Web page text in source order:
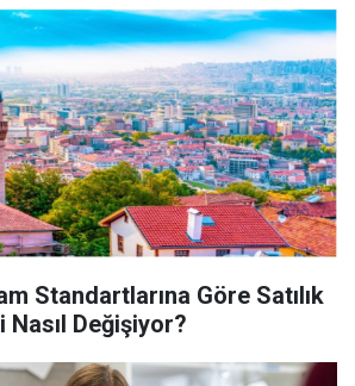
Standartlarına Göre Satılık
Değişiyor?